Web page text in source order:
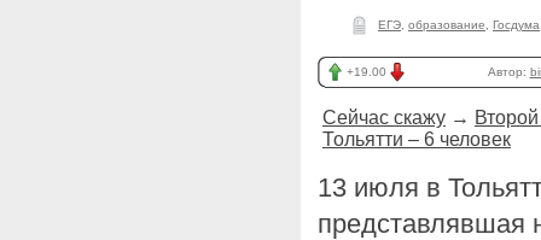
ЕГЭ образование Госдума
+19.00 Автор:
Сейчас скажу →
Тольятти – 6 человек
13 июля в
представлявшая